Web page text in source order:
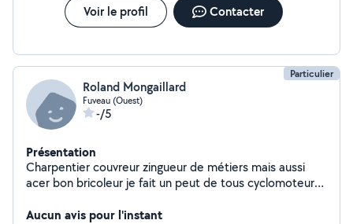
Voir le profil Contacter
Particulier
Roland Mongaillard
Fuveau (Ouest)
-/5
Présentation
Charpentier couvreur zingueur de métiers mais aussi
acer bon bricoleur je fait un peut de tous cyclomoteur
Aucun avis pour l'instant